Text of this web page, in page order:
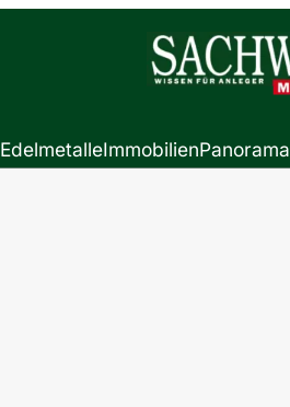
EdelmetalleImmobilienPanorama